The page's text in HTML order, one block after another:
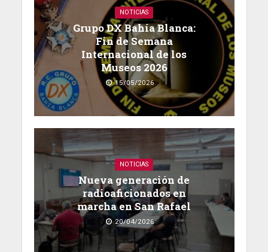
NOTICIAS
Grupo DX Bahía Blanca:
Fin de Semana
Internacional de los
Museos 2026
15/05/2026
NOTICIAS
Nueva generación de
radioaficionados en
marcha en San Rafael
20/04/2026